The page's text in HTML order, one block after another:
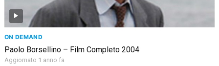
ON DEMAND
Paolo Borsellino – Film Completo 2004
Aggiornato 1 anno fa